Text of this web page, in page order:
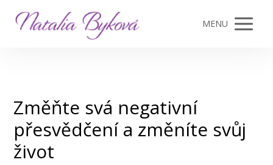
MENU
Změňte svá negativní
přesvědčení a změníte svůj
život